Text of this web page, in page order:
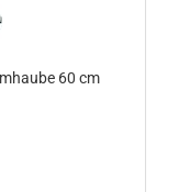
60 cm